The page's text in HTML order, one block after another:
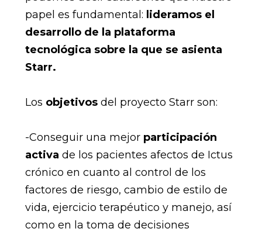
papel es fundamental: lideramos el
desarrollo de la plataforma
tecnológica sobre la que se asienta
Starr.
Los objetivosdel proyecto Starr son:
-Conseguir una mejor participación
activa de los pacientes afectos de Ictus
crónico en cuanto al control de los
factores de riesgo, cambio de estilo de
vida, ejercicio terapéutico y manejo, así
como en la toma de decisiones